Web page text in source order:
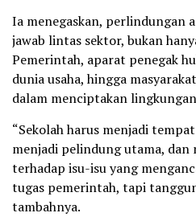
Ia menegaskan, perlindungan
jawab lintas sektor, bukan
Pemerintah, aparat penegak
dunia usaha, hingga
dalam menciptakan
“Sekolah harus menjadi
menjadi pelindung utama, dan
terhadap isu-isu yang
tugas pemerintah, tapi
tambahnya.